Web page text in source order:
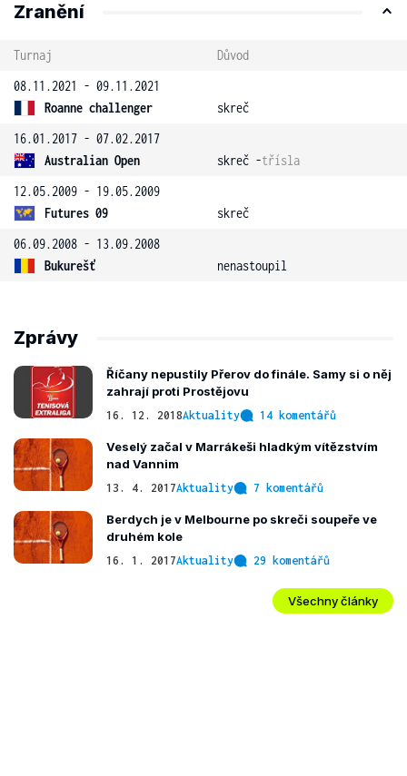
Zranění
Turnaj
Důvod
08.11.2021 - 09.11.2021
Roanne challenger
skreč
16.01.2017 - 07.02.2017
Australian Open
skreč -třísla
12.05.2009 - 19.05.2009
Futures 09
skreč
06.09.2008 - 13.09.2008
Bukurešť
nenastoupil
Zprávy
Říčany nepustily Přerov do finále. Samy si o něj
zahrají proti Prostějovu
16. 12. 2018Aktuality 14 komentářů
Veselý začal v Marrákeši hladkým vítězstvím
nad Vannim
13. 4. 2017Aktuality 7 komentářů
Berdych je v Melbourne po skreči soupeře ve
druhém kole
16. 1. 2017Aktuality 29 komentářů
Všechny články